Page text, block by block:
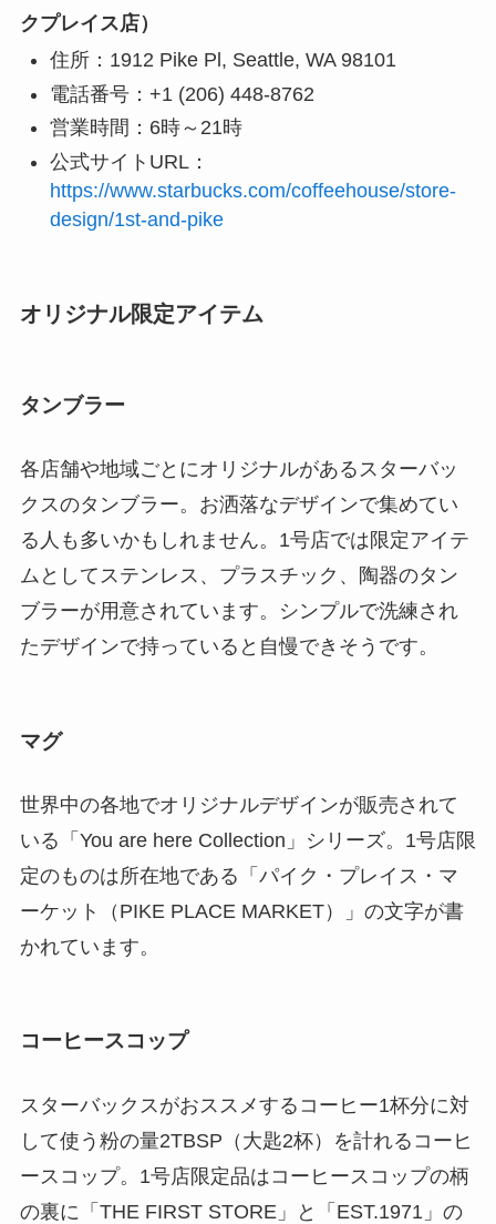
クプレイス店）
住所：1912 Pike Pl, Seattle, WA 98101
電話番号：+1 (206) 448-8762
営業時間：6時～21時
公式サイトURL：
https://www.starbucks.com/coffeehouse/store-
design/1st-and-pike
オリジナル限定アイテム
タンブラー
各店舗や地域ごとにオリジナルがあるスターバッ
クスのタンブラー。お洒落なデザインで集めてい
る人も多いかもしれません。1号店では限定アイテ
ムとしてステンレス、プラスチック、陶器のタン
ブラーが用意されています。シンプルで洗練され
たデザインで持っていると自慢できそうです。
マグ
世界中の各地でオリジナルデザインが販売されて
いる「You are here Collection」シリーズ。1号店限
定のものは所在地である「パイク・プレイス・マ
ーケット（PIKE PLACE MARKET）」の文字が書
かれています。
コーヒースコップ
スターバックスがおススメするコーヒー1杯分に対
して使う粉の量2TBSP（大匙2杯）を計れるコーヒ
ースコップ。1号店限定品はコーヒースコップの柄
の裏に「THE FIRST STORE」と「EST.1971」の